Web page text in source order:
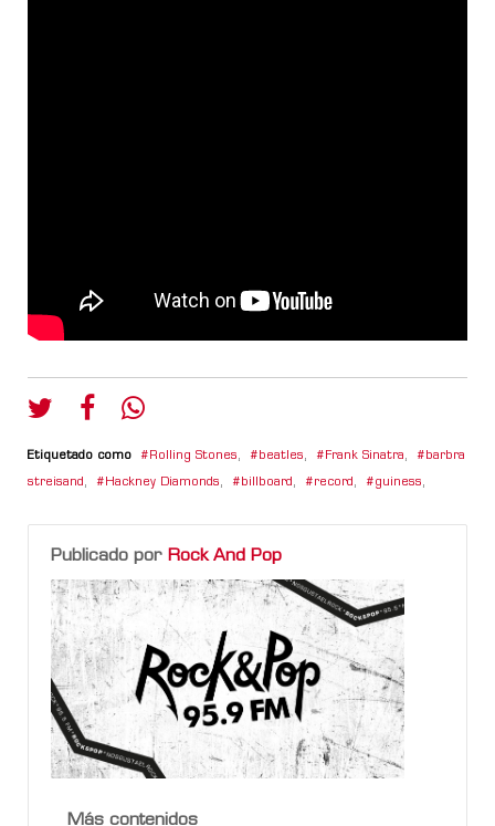
Etiquetado como Rolling Stones, beatles, Frank Sinatra, barbra
streisand , Hackney Diamonds, billboard , record , guiness,
Publicado por Rock And Pop
Más contenidos